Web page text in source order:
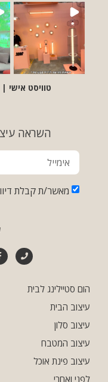
הום סטיילינג לבית
עיצוב הבית
עיצוב סלון
עיצוב המטבח
עיצוב פינת אוכל
לפני ואחרי
השראה
מאשר/ת קבלת
טוויסט